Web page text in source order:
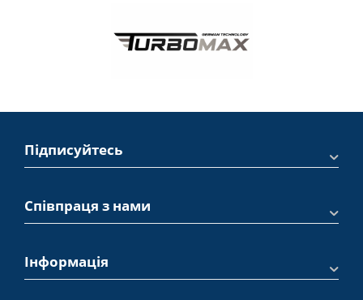
Підписуйтесь
Співпраця з нами
Інформація